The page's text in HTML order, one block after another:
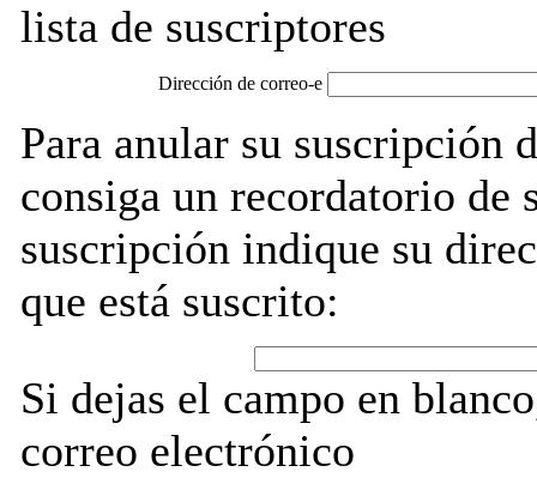
lista de suscriptores
Dirección de correo-e
Para anular su suscripción
consiga un recordatorio de
suscripción indique su
que está suscrito:
Si dejas el campo en
correo electrónico